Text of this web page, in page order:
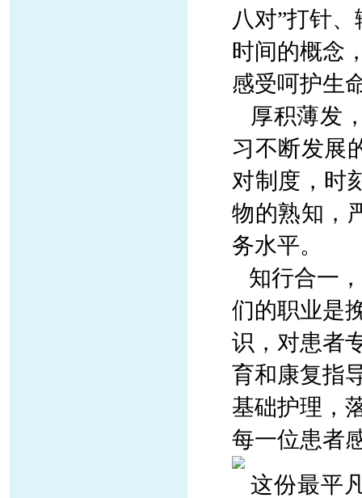
八对”打针、
时间的概念
感受呵护生
厚积薄发
习不断发展
对制度，时
物的熟知，
务水平。
知行合一
们的职业是
识，对患者
育和康复指
基础护理，
每一位患者
这份最平